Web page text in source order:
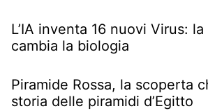
L’IA inventa 16 nuovi Virus:
cambia la biologia
Piramide Rossa, la scoperta
storia delle piramidi d’Egitto